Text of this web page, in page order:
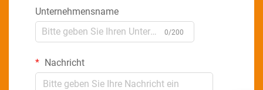
Unternehmensname
0/200
Nachricht